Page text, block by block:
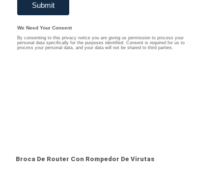
Broca De Router Con Rompedor De Virutas